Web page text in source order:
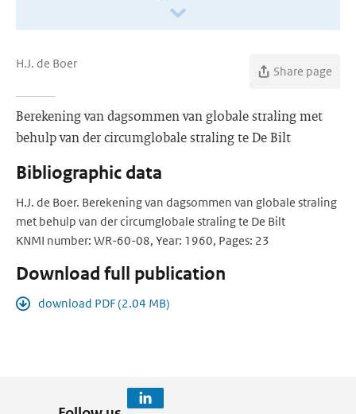
H.J. de Boer
Share page
Berekening van dagsommen van globale straling met
behulp van der circumglobale straling te De Bilt
Bibliographic data
H.J. de Boer. Berekening van dagsommen van globale straling
met behulp van der circumglobale straling te De Bilt
KNMI number: WR-60-08, Year: 1960, Pages: 23
Download full publication
download PDF (2.04 MB)